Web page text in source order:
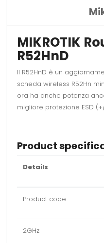
MIKROTIK
R52HnD
Il R52HnD è un
scheda wireless R52Hn
ora ha anche potenza
migliore protezione ESD
Product
Details
Product code
2GHz